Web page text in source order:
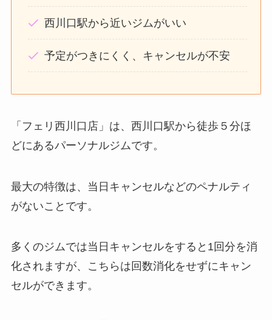
西川口駅から近いジムがいい
予定がつきにくく、キャンセルが不安
「フェリ西川口店」は、西川口駅から徒歩５分ほ
どにあるパーソナルジムです。
最大の特徴は、当日キャンセルなどのペナルティ
がないことです。
多くのジムでは当日キャンセルをすると1回分を消
化されますが、こちらは回数消化をせずにキャン
セルができます。